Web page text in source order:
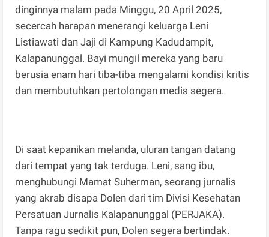
dinginnya malam pada Minggu, 20 April 2025,
secercah harapan menerangi keluarga Leni
Listiawati dan Jaji di Kampung Kadudampit,
Kalapanunggal. Bayi mungil mereka yang baru
berusia enam hari tiba-tiba mengalami kondisi kritis
dan membutuhkan pertolongan medis segera.
Di saat kepanikan melanda, uluran tangan datang
dari tempat yang tak terduga. Leni, sang ibu,
menghubungi Mamat Suherman, seorang jurnalis
yang akrab disapa Dolen dari tim Divisi Kesehatan
Persatuan Jurnalis Kalapanunggal (PERJAKA).
Tanpa ragu sedikit pun, Dolen segera bertindak.